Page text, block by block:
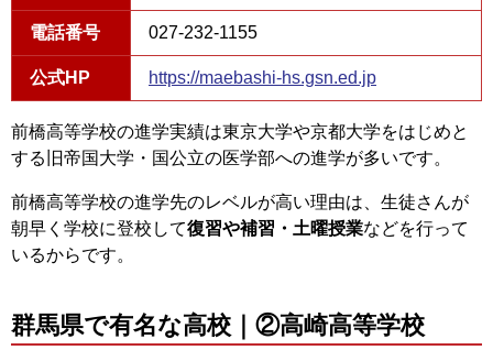
電話番号 027-232-1155
公式HP https://maebashi-hs.gsn.ed.jp
前橋高等学校の進学実績は東京大学や京都大学をはじめと
する旧帝国大学・国公立の医学部への進学が多いです。
前橋高等学校の進学先のレベルが高い理由は、生徒さんが
朝早く学校に登校して復習や補習・土曜授業などを行って
いるからです。
群馬県で有名な高校｜②高崎高等学校